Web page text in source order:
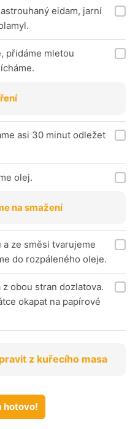
eidam, jarní
přidáme mletou
asi 30 minut odležet
olej.
na smažení
ze směsi tvarujeme
do rozpáleného oleje.
obou stran dozlatova.
okapat na papírové
z kuřecího masa
hotovo!